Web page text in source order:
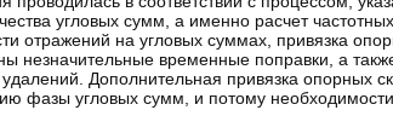
угловых сумм, а именно расчет
отражений на угловых суммах, привязка
незначительные временные поправки, а
Дополнительная привязка опорных
фазы угловых сумм, и потому